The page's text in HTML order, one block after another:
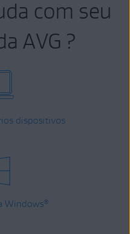
com seu
AVG ?
dispositivos
Windows®